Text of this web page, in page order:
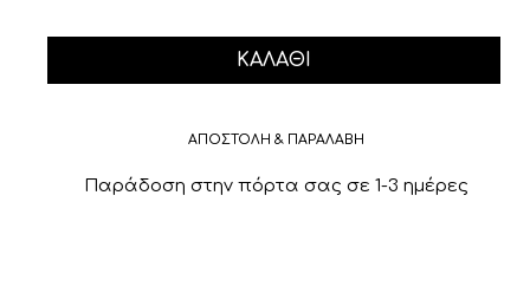
ΚΑΛΆΘΙ
ΑΠΟΣΤΟΛΗ & ΠΑΡΑΛΑΒΗ
Παράδοση στην πόρτα σας σε 1-3 ημέρες